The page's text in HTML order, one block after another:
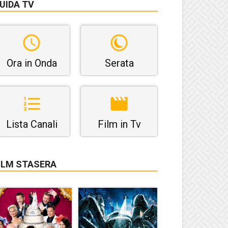
TV
Ora in Onda Serata
Lista Canali Film in Tv
STASERA